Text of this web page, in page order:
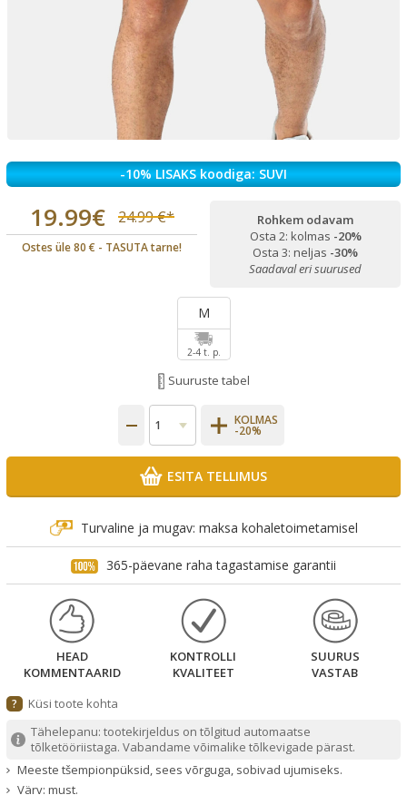
-10% LISAKS koodiga: SUVI
19.99€ 24.99 €*
Ostes üle 80 € - TASUTA tarne!
Rohkem odavam
Osta 2: kolmas -20%
Osta 3: neljas -30%
Saadaval eri suurused
M
2-4 t. p.
Suuruste tabel
KOLMAS
-20%
ESITA TELLIMUS
Turvaline ja mugav: maksa kohaletoimetamisel
365-päevane raha tagastamise garantii
HEAD
KOMMENTAARID
KONTROLLI
KVALITEET
SUURUS
VASTAB
?
Küsi toote kohta
Tähelepanu: tootekirjeldus on tõlgitud automaatse
tõlketööriistaga. Vabandame võimalike tõlkevigade pärast.
Meeste tšempionpüksid, sees võrguga, sobivad ujumiseks.
Värv: must.